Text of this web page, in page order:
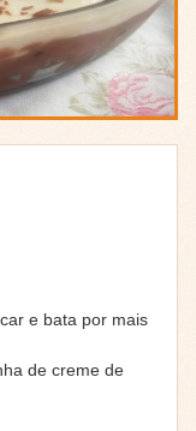
e bata por mais
de creme de